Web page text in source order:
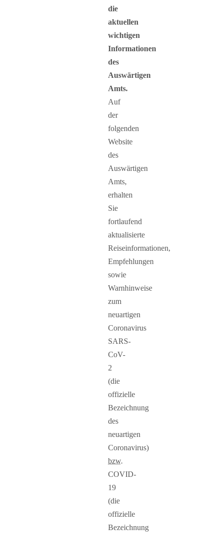
die
aktuellen
wichtigen
Informationen
des
Auswärtigen
Amts.
Auf
der
folgenden
Website
des
Auswärtigen
Amts,
erhalten
Sie
fortlaufend
aktualisierte
Reiseinformationen,
Empfehlungen
sowie
Warnhinweise
zum
neuartigen
Coronavirus
SARS-
CoV-
2
(die
offizielle
Bezeichnung
des
neuartigen
Coronavirus)
bzw.
COVID-
19
(die
offizielle
Bezeichnung